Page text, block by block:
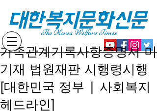
대한복지문화신문
The Korea Welfare Times
가족관계기록사항증명서 미
기재 법원재판 시행령시행
[대한민국 정부 | 사회복지
헤드라인]